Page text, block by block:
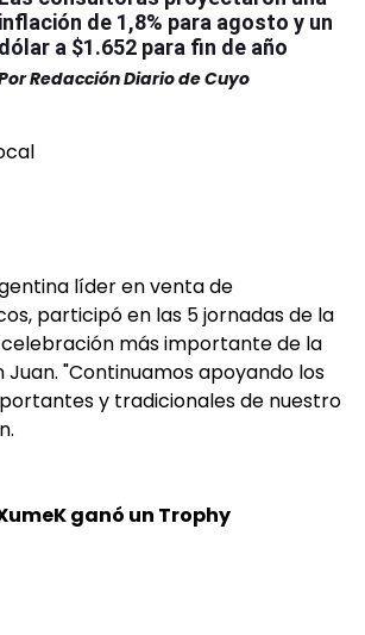
inflación de 1,8% para agosto y un
dólar a $1.652 para fin de año
Redacción Diario de Cuyo
líder en venta de
participó en las 5 jornadas de la
celebración más importante de la
Juan. "Continuamos apoyando los
y tradicionales de nuestro
ganó un Trophy